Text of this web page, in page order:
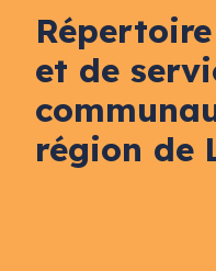
et de
région de